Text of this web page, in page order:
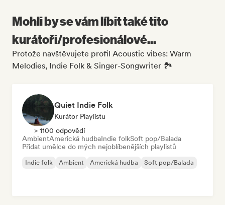
Mohli by se vám líbit také tito
kurátoři/profesionálové...
Protože navštěvujete profil Acoustic vibes: Warm
Melodies, Indie Folk & Singer-Songwriter 🏞️
Quiet Indie Folk
Kurátor Playlistu
> 1100 odpovědí
AmbientAmerická hudbaIndie folkSoft pop/Balada
Přidat umělce do mých nejoblíbenějších playlistů
Indie folk Ambient Americká hudba Soft pop/Balada